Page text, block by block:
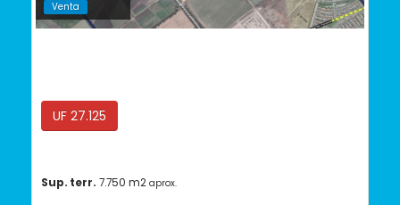
Venta
UF 27.125
Sup. terr. 7.750 m2 aprox.